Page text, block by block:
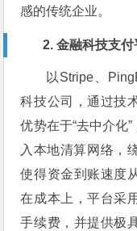
感的传统企业。
2. 金融科技支
以Stripe、
科技公司，通过技
优势在于“去中介化
入本地清算网络，
使得资金到账速度从
在成本上，平台采
手续费，并提供极